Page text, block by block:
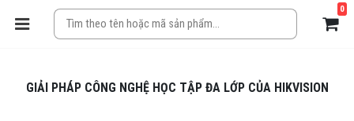
0
GIẢI PHÁP CÔNG NGHỆ HỌC TẬP ĐA LỚP CỦA HIKVISION